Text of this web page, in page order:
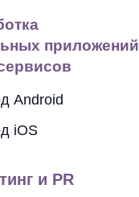
и PR
приложений
Android
iOS